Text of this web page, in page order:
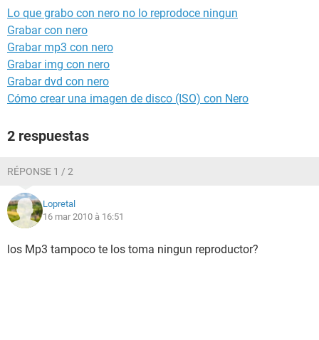
Lo que grabo con nero no lo reprodoce ningun
Grabar con nero
Grabar mp3 con nero
Grabar img con nero
Grabar dvd con nero
Cómo crear una imagen de disco (ISO) con Nero
2 respuestas
RÉPONSE 1 / 2
Lopretal
16 mar 2010 à 16:51
los Mp3 tampoco te los toma ningun reproductor?